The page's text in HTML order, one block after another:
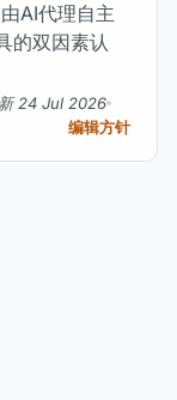
AI代理自主
的双因素认
24 Jul 2026
编辑方针